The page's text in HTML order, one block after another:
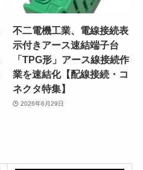
不二電機工業、電線接続表
示付きアース速結端子台
「TPG形」アース線接続作
業を速結化【配線接続・コ
ネクタ特集】
2026年6月29日